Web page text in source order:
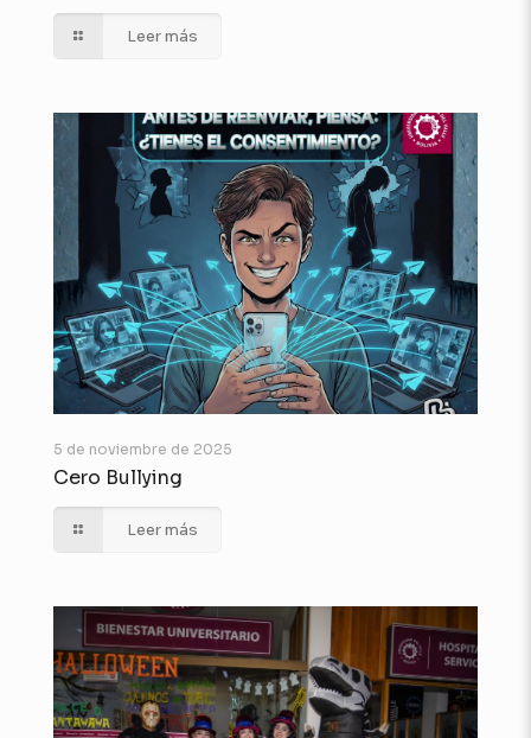
Leer más
5 de noviembre de 2025
Cero Bullying
Leer más